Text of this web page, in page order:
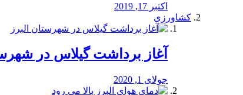
اکتبر 17, 2019
کشاورزی
آغاز برداشت گیلاس در
جولای 1, 2020